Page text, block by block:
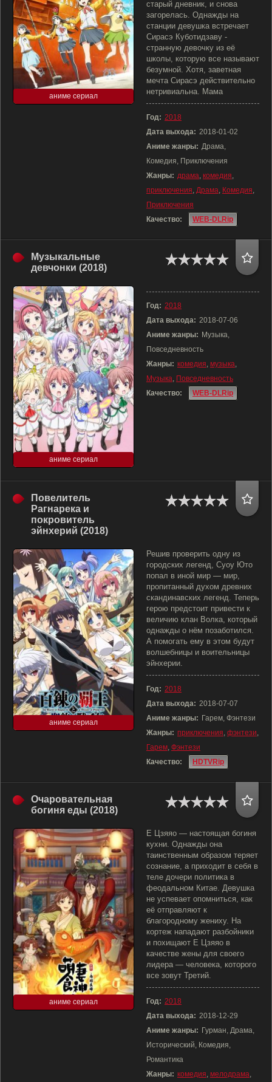
аниме сериал
старый дневник, и снова
загорелась. Однажды на
станции девушка встречает
Сирасэ Куботидзаву -
странную девочку из её
школы, которую все называют
безумной. Хотя, заветная
мечта Сирасэ действительно
нетривиальна. Мама
Год: 2018
Дата выхода: 2018-01-02
Аниме жанры: Драма,
Комедия, Приключения
Жанры: драма, комедия,
приключения, Драма, Комедия,
Приключения
Качество:
WEB-DLRip
Музыкальные
девчонки (2018)
аниме сериал
Год: 2018
Дата выхода: 2018-07-06
Аниме жанры: Музыка,
Повседневность
Жанры: комедия, музыка,
Музыка, Повседневность
Качество:
WEB-DLRip
Повелитель
Рагнарека и
покровитель
эйнхерий (2018)
аниме сериал
Решив проверить одну из
городских легенд, Суоу Юто
попал в иной мир — мир,
пропитанный духом древних
скандинавских легенд. Теперь
герою предстоит привести к
величию клан Волка, который
однажды о нём позаботился.
А помогать ему в этом будут
волшебницы и воительницы
эйнхерии.
Год: 2018
Дата выхода: 2018-07-07
Аниме жанры: Гарем, Фэнтези
Жанры: приключения, фэнтези,
Гарем, Фэнтези
Качество:
HDTVRip
Очаровательная
богиня еды (2018)
аниме сериал
Е Цзяяо — настоящая богиня
кухни. Однажды она
таинственным образом теряет
сознание, а приходит в себя в
теле дочери политика в
феодальном Китае. Девушка
не успевает опомниться, как
её отправляют к
благородному жениху. На
кортеж нападают разбойники
и похищают Е Цзяяо в
качестве жены для своего
лидера — человека, которого
все зовут Третий.
Год: 2018
Дата выхода: 2018-12-29
Аниме жанры: Гурман, Драма,
Исторический, Комедия,
Романтика
Жанры: комедия, мелодрама,